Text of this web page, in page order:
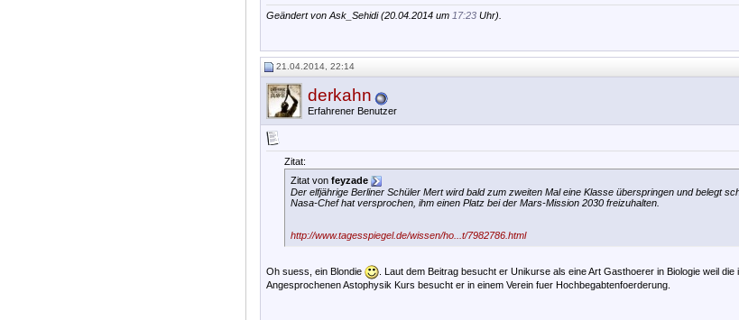
Geändert von Ask_Sehidi (20.04.2014 um 17:23 Uhr).
21.04.2014, 22:14
derkahn
Erfahrener Benutzer
Zitat:
Zitat von feyzade
Der elfjährige Berliner Schüler Mert wird bald zum zweiten Mal eine Klasse überspringen und belegt
Nasa-Chef hat versprochen, ihm einen Platz bei der Mars-Mission 2030 freizuhalten.
http://www.tagesspiegel.de/wissen/ho...t/7982786.html
Oh suess, ein Blondie
. Laut dem Beitrag besucht er Unikurse als eine Art Gasthoerer in Biologie weil
Angesprochenen Astophysik Kurs besucht er in einem Verein fuer Hochbegabtenfoerderung.